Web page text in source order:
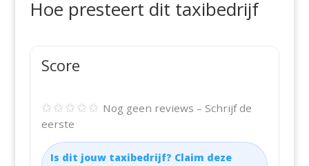
Hoe presteert dit taxibedrijf
Score
✩✩✩✩✩ Nog geen reviews – Schrijf de
eerste
Is dit jouw taxibedrijf? Claim deze